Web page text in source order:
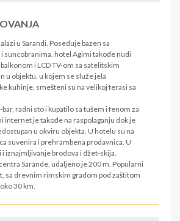
u Sarandi. Poseduje bazen sa
suncobranima, hotel Agimi takođe nudi
i LCD TV-om sa satelitskim
u objektu, u kojem se služe jela
kuhinje, smešteni su na velikoj terasi sa
radni sto i kupatilo sa tušem i fenom za
internet je takođe na raspolaganju dok je
dostupan u okviru objekta. U hotelu su na
suvenira i prehrambena prodavnica. U
iznajmljivanje brodova i džet-skija.
Sarande, udaljeno je 200 m. Popularni
sa drevnim rimskim gradom pod zaštitom
30 km.